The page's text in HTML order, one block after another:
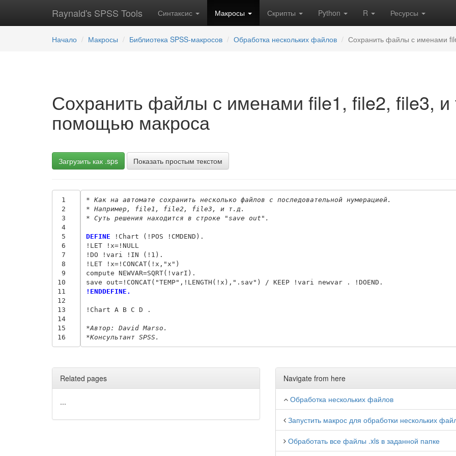
Raynald's SPSS Tools Синтаксис Макросы Скрипты Python R Ресурсы
Начало Макросы Библиотека SPSS-макросов Обработка нескольких файлов Сохранить файлы с именами
Сохранить файлы с именами file1, file2, file3, и
помощью макроса
Загрузить как .sps Показать простым текстом
1
2
3
4
5
6
7
8
9
10
11
12
13
14
15
16
* Как на автомате сохранить несколько файлов с последовательной нумерацией.
* Например, file1, file2, file3, и т.д.
* Суть решения находится в строке "save out".
DEFINE !Chart (!POS !CMDEND).
!LET !x=!NULL
!DO !vari !IN (!1).
!LET !x=!CONCAT(!x,"x")
compute NEWVAR=SQRT(!varI).
!ENDDEFINE.
!Chart A B C D .
*Автор: David Marso.
*Консультант SPSS.
Related pages
...
Navigate from here
Обработка нескольких файлов
Запустить макрос для обработки нескольких
Обработать все файлы .xls в заданной папке